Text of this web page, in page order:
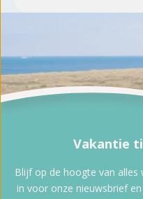
Vakantie
Blijf op de hoogte van alles
in voor onze nieuwsbrief